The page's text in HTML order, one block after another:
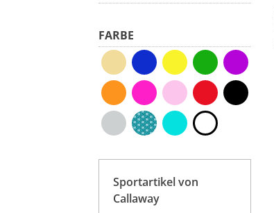
FARBE
Sportartikel von
Callaway